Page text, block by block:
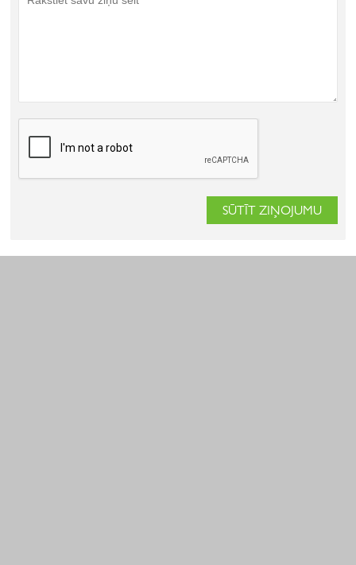
SŪTĪT ZIŅOJUMU